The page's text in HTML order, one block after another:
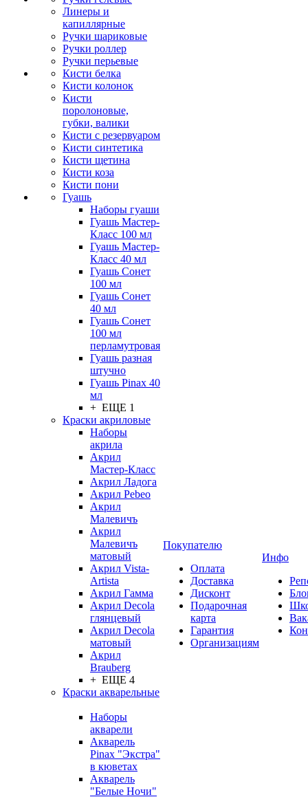
Линеры и
капиллярные
Ручки шариковые
Ручки роллер
Ручки перьевые
Кисти белка
Кисти колонок
Кисти
поролоновые,
губки, валики
Кисти с резервуаром
Кисти синтетика
Кисти щетина
Кисти коза
Кисти пони
Гуашь
Наборы гуаши
Гуашь Мастер-
Класс 100 мл
Гуашь Мастер-
Класс 40 мл
Гуашь Сонет
100 мл
Гуашь Сонет
40 мл
Гуашь Сонет
100 мл
перламутровая
Гуашь разная
штучно
Гуашь Pinax 40
мл
+ ЕЩЕ 1
Краски акриловые
Наборы
акрила
Акрил
Мастер-Класс
Акрил Ладога
Акрил Pebeo
Акрил
Малевичъ
Акрил
Малевичъ
матовый
Акрил Vista-
Artista
Акрил Гамма
Акрил Decola
глянцевый
Акрил Decola
матовый
Акрил
Brauberg
+ ЕЩЕ 4
Краски акварельные
Наборы
акварели
Акварель
Pinax "Экстра"
в кюветах
Акварель
"Белые Ночи"
Покупателю
Оплата
Доставка
Дисконт
Подарочная
карта
Гарантия
Организациям
Инфо